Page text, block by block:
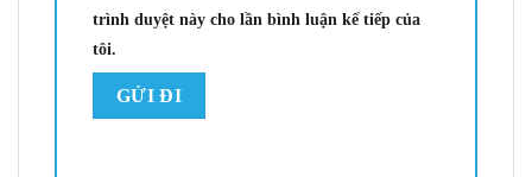
trình duyệt này cho lần bình luận kế tiếp của
tôi.